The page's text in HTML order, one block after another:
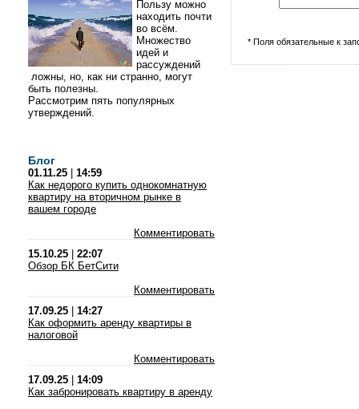
Пользу можно
находить почти
во всём.
Множество
идей и
рассуждений
ложны, но, как ни странно, могут
быть полезны.
Рассмотрим пять популярных
утверждений.
Блог
01.11.25
14:59
Как недорого купить однокомнатную
квартиру на вторичном рынке в
вашем городе
Комментировать
15.10.25
22:07
Обзор БК БетСити
Комментировать
17.09.25
14:27
Как оформить аренду квартиры в
налоговой
Комментировать
17.09.25
14:09
Как забронировать квартиру в аренду
* Поля обязательные к